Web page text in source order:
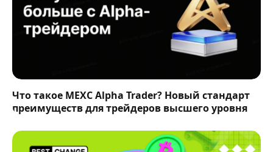
Что такое MEXC Alpha Trader? Новый стандарт
преимуществ для трейдеров высшего уровня